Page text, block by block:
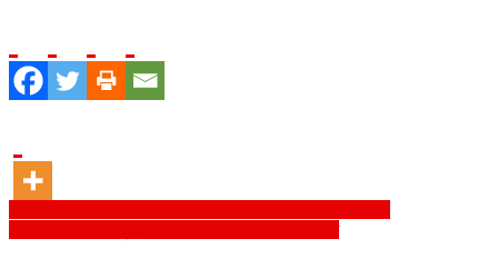
Post
navigation